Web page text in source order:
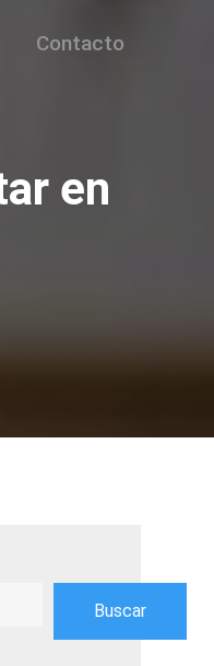
Contacto
en
Buscar